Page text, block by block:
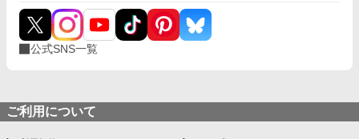
公式SNS一覧
ご利用について